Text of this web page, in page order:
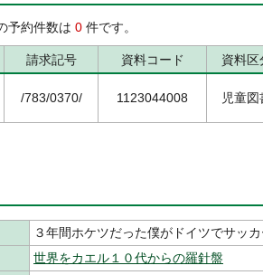
予約件数は 0 件です。
請求記号 資料コード 資料区
/783/0370/ 1123044008 児童図
３年間ホケツだった僕がドイツでサッ
世界をカエル１０代からの羅針盤